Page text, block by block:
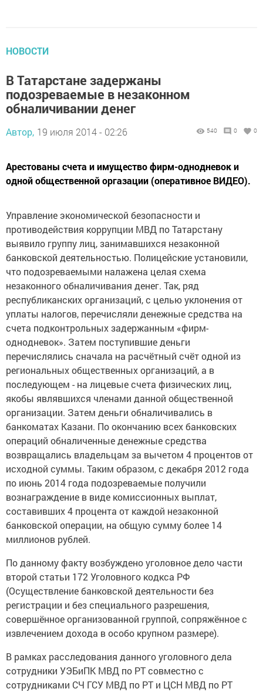
НОВОСТИ
В Татарстане задержаны
подозреваемые в незаконном
обналичивании денег
Автор, 19 июля 2014 - 02:26 540 0 0
Арестованы счета и имущество фирм-однодневок и
одной общественной оргазации (оперативное ВИДЕО).
Управление экономической безопасности и
противодействия коррупции МВД по Татарстану
выявило группу лиц, занимавшихся незаконной
банковской деятельностью. Полицейские установили,
что подозреваемыми налажена целая схема
незаконного обналичивания денег. Так, ряд
республиканских организаций, с целью уклонения от
уплаты налогов, перечисляли денежные средства на
счета подконтрольных задержанным «фирм-
однодневок». Затем поступившие деньги
перечислялись сначала на расчётный счёт одной из
региональных общественных организаций, а в
последующем - на лицевые счета физических лиц,
якобы являвшихся членами данной общественной
организации. Затем деньги обналичивались в
банкоматах Казани. По окончанию всех банковских
операций обналиченные денежные средства
возвращались владельцам за вычетом 4 процентов от
исходной суммы. Таким образом, с декабря 2012 года
по июнь 2014 года подозреваемые получили
вознаграждение в виде комиссионных выплат,
составивших 4 процента от каждой незаконной
банковской операции, на общую сумму более 14
миллионов рублей.
По данному факту возбуждено уголовное дело части
второй статьи 172 Уголовного кодкса РФ
(Осуществление банковской деятельности без
регистрации и без специального разрешения,
совершённое организованной группой, сопряжённое с
извлечением дохода в особо крупном размере).
В рамках расследования данного уголовного дела
сотрудники УЭБиПК МВД по РТ совместно с
сотрудниками СЧ ГСУ МВД по РТ и ЦСН МВД по РТ